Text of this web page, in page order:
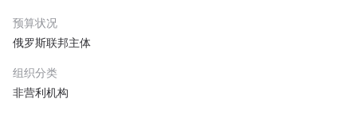
预算状况
俄罗斯联邦主体
组织分类
非营利机构